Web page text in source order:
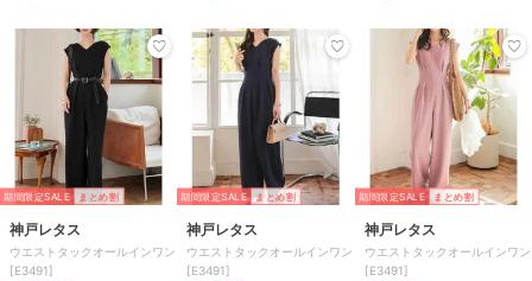
期間限定SALE まとめ割
神戸レタス
ウエストタックオールインワン
[E3491]
期間限定SALE まとめ割
神戸レタス
ウエストタックオールインワン
[E3491]
期間限定SALE まとめ割
神戸レタス
ウエストタックオールインワン
[E3491]